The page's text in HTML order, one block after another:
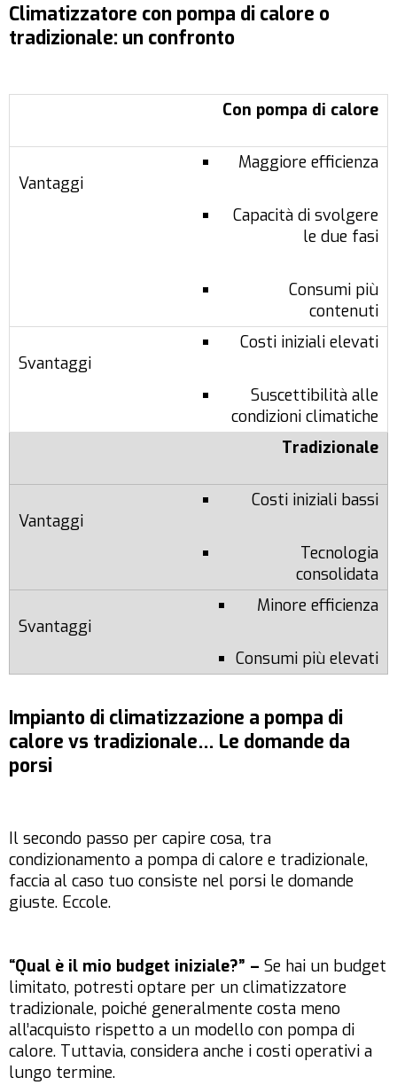
Climatizzatore con pompa di calore o
tradizionale: un confronto
Con pompa di calore
Maggiore efficienza
Capacità di svolgere
le due fasi
Consumi più
contenuti
Costi iniziali elevati
Suscettibilità alle
condizioni climatiche
Tradizionale
Costi iniziali bassi
Tecnologia
consolidata
Minore efficienza
Consumi più elevati
Impianto di climatizzazione a pompa di
calore vs tradizionale… Le domande da
porsi
Il secondo passo per capire cosa, tra
condizionamento a pompa di calore e tradizionale,
faccia al caso tuo consiste nel porsi le domande
giuste. Eccole.
“Qual è il mio budget iniziale?” – Se hai un budget
limitato, potresti optare per un climatizzatore
tradizionale, poiché generalmente costa meno
all’acquisto rispetto a un modello con pompa di
calore. Tuttavia, considera anche i costi operativi a
lungo termine.